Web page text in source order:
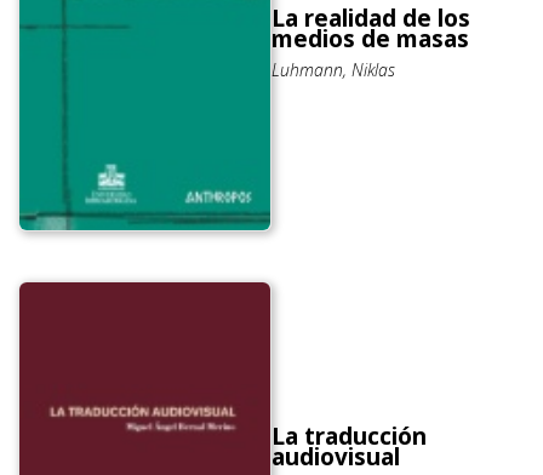
La realidad de los
medios de masas
Luhmann, Niklas
La traducción
audiovisual